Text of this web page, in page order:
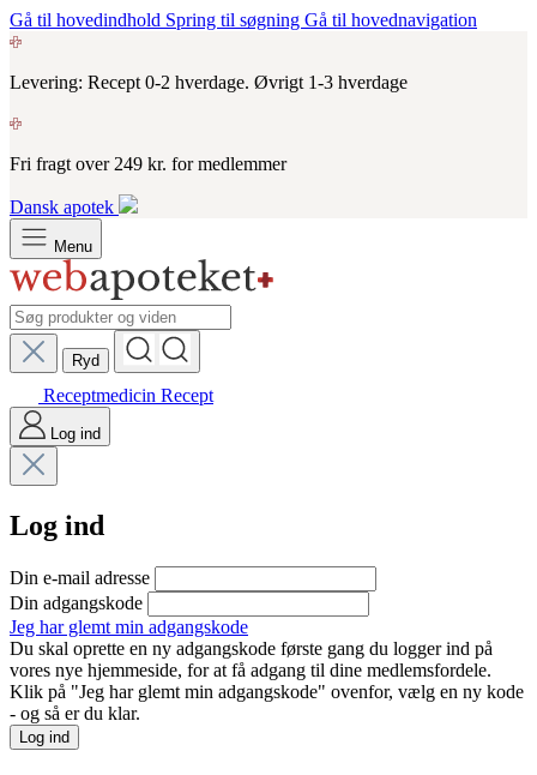
Gå til hovedindhold Spring til søgning Gå til hovednavigation
Levering: Recept 0-2 hverdage. Øvrigt 1-3 hverdage
Fri fragt over 249 kr. for medlemmer
Dansk apotek
Menu
Ryd
Receptmedicin Recept
Log ind
Log ind
Din e-mail adresse
Din adgangskode
Jeg har glemt min adgangskode
Du skal oprette en ny adgangskode første gang du logger ind på
vores nye hjemmeside, for at få adgang til dine medlemsfordele.
Klik på "Jeg har glemt min adgangskode" ovenfor, vælg en ny kode
- og så er du klar.
Log ind